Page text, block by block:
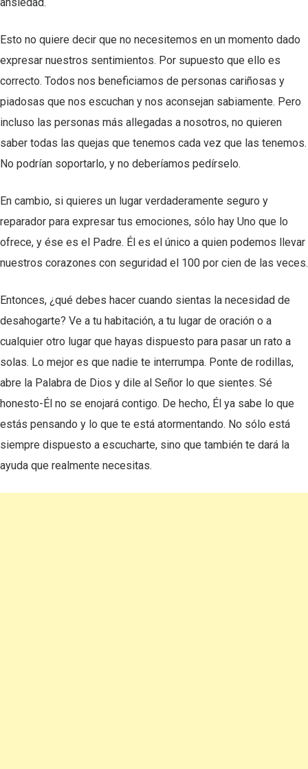
Esto no quiere decir que no necesitemos en un momento dado
expresar nuestros sentimientos. Por supuesto que ello es
correcto. Todos nos beneficiamos de personas cariñosas y
piadosas que nos escuchan y nos aconsejan sabiamente. Pero
incluso las personas más allegadas a nosotros, no quieren
saber todas las quejas que tenemos cada vez que las tenemos.
No podrían soportarlo, y no deberíamos pedírselo.
En cambio, si quieres un lugar verdaderamente seguro y
reparador para expresar tus emociones, sólo hay Uno que lo
ofrece, y ése es el Padre. Él es el único a quien podemos llevar
nuestros corazones con seguridad el 100 por cien de las veces.
Entonces, ¿qué debes hacer cuando sientas la necesidad de
desahogarte? Ve a tu habitación, a tu lugar de oración o a
cualquier otro lugar que hayas dispuesto para pasar un rato a
solas. Lo mejor es que nadie te interrumpa. Ponte de rodillas,
abre la Palabra de Dios y dile al Señor lo que sientes. Sé
honesto-Él no se enojará contigo. De hecho, Él ya sabe lo que
estás pensando y lo que te está atormentando. No sólo está
siempre dispuesto a escucharte, sino que también te dará la
ayuda que realmente necesitas.